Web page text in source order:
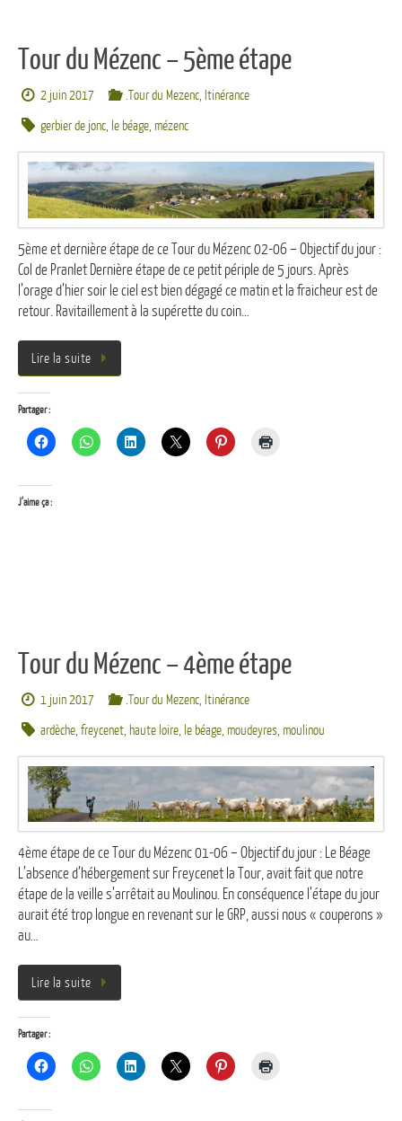
Tour du Mézenc – 5ème étape
2 juin 2017 .Tour du Mezenc, Itinérance
gerbier de jonc, le béage, mézenc
5ème et dernière étape de ce Tour du Mézenc 02-06 – Objectif du jour :
Col de Pranlet Dernière étape de ce petit périple de 5 jours. Après
l’orage d’hier soir le ciel est bien dégagé ce matin et la fraicheur est de
retour. Ravitaillement à la supérette du coin…
Lire la suite
Partager :
J’aime ça :
Tour du Mézenc – 4ème étape
1 juin 2017 .Tour du Mezenc, Itinérance
ardèche,freycenet, haute loire, le béage, moudeyres, moulinou
4ème étape de ce Tour du Mézenc 01-06 – Objectif du jour : Le Béage
L’absence d’hébergement sur Freycenet la Tour, avait fait que notre
étape de la veille s’arrêtait au Moulinou. En conséquence l’étape du jour
aurait été trop longue en revenant sur le GRP, aussi nous « couperons »
au…
Lire la suite
Partager :